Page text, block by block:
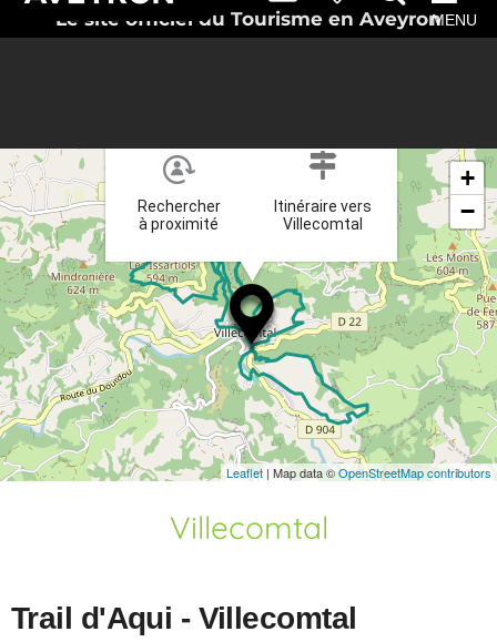
Le site officiel du Tourisme en AveyronMENU
Rechercher
à proximité
Itinéraire vers
Villecomtal
+
−
Leaflet | Map data ©OpenStreetMap contributors
Villecomtal
Trail d'Aqui - Villecomtal